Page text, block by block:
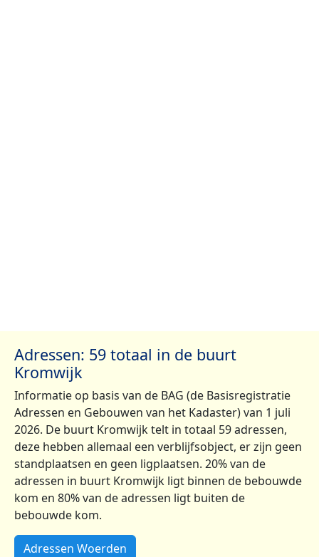
Adressen: 59 totaal in de buurt
Kromwijk
Informatie op basis van de BAG (de Basisregistratie
Adressen en Gebouwen van het Kadaster) van 1 juli
2026. De buurt Kromwijk telt in totaal 59 adressen,
deze hebben allemaal een verblijfsobject, er zijn geen
standplaatsen en geen ligplaatsen. 20% van de
adressen in buurt Kromwijk ligt binnen de bebouwde
kom en 80% van de adressen ligt buiten de
bebouwde kom.
Adressen Woerden